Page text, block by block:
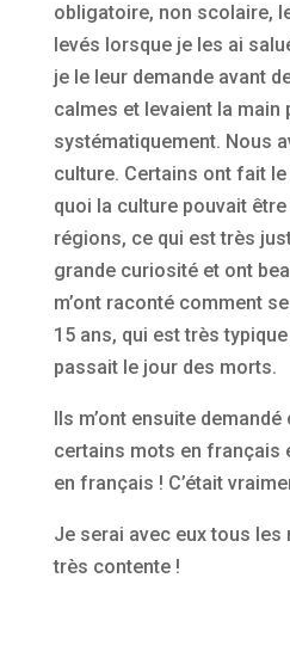
obligatoire, non scolaire,
levés lorsque je les ai
je le leur demande avant
calmes et levaient la main
systématiquement. Nous
culture. Certains ont fait
quoi la culture pouvait
régions, ce qui est très
grande curiosité et ont
m’ont raconté comment
15 ans, qui est très
passait le jour des morts.
Ils m’ont ensuite
certains mots en français
en français ! C’était
Je serai avec eux tous les
très contente !